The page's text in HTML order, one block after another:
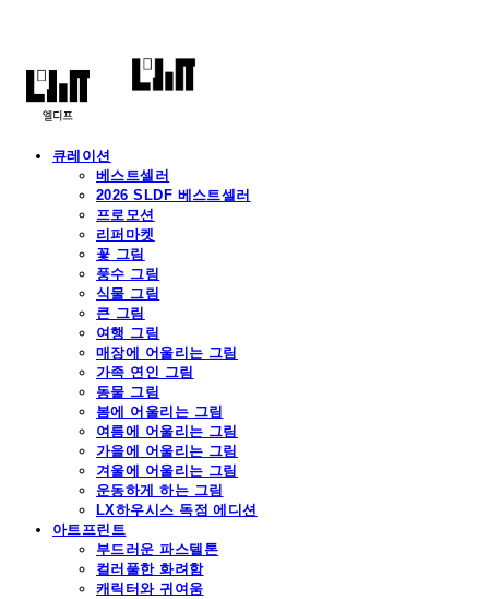
큐레이션
베스트셀러
2026 SLDF 베스트셀러
프로모션
리퍼마켓
꽃 그림
풍수 그림
식물 그림
큰 그림
여행 그림
매장에 어울리는 그림
가족 연인 그림
동물 그림
봄에 어울리는 그림
여름에 어울리는 그림
가을에 어울리는 그림
겨울에 어울리는 그림
운동하게 하는 그림
LX하우시스 독점 에디션
아트프린트
부드러운 파스텔톤
컬러풀한 화려함
캐릭터와 귀여움